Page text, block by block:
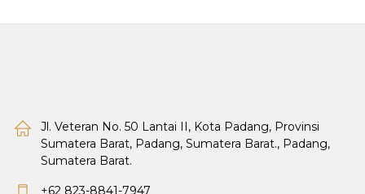
Jl. Veteran No. 50 Lantai II, Kota Padang, Provinsi
Sumatera Barat, Padang, Sumatera Barat., Padang,
Sumatera Barat.
+62 823-8841-7947